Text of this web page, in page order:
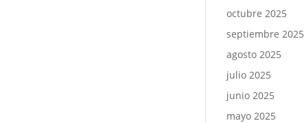
octubre 2025
septiembre 2025
agosto 2025
julio 2025
junio 2025
mayo 2025